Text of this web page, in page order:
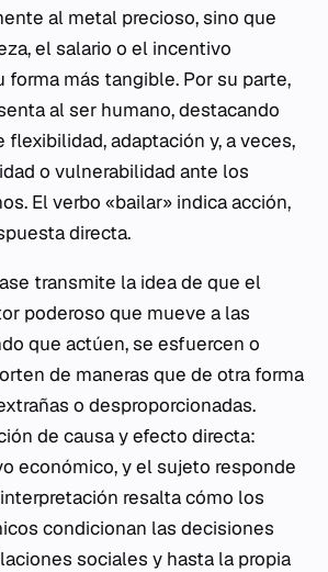
al metal precioso, sino que
el salario o el incentivo
forma más tangible. Por su parte,
al ser humano, destacando
flexibilidad, adaptación y, a veces,
o vulnerabilidad ante los
El verbo «bailar» indica acción,
directa.
transmite la idea de que el
poderoso que mueve a las
que actúen, se esfuercen o
de maneras que de otra forma
o desproporcionadas.
de causa y efecto directa:
económico, y el sujeto responde
resalta cómo los
condicionan las decisiones
sociales y hasta la propia